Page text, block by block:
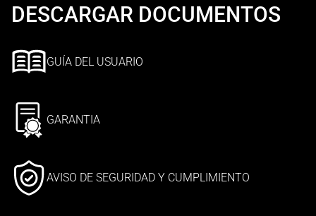
DESCARGAR DOCUMENTOS
GUÍA DEL USUARIO
GARANTIA
AVISO DE SEGURIDAD Y CUMPLIMIENTO